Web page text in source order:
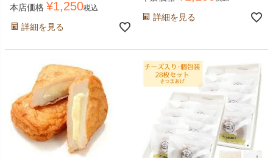
本店価格 ¥1,250税込
詳細を見る
詳細を見る